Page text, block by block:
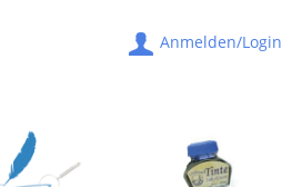
Anmelden/Login